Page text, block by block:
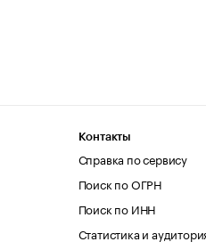
Контакты
Справка по сервису
Поиск по ОГРН
Поиск по ИНН
Статистика и